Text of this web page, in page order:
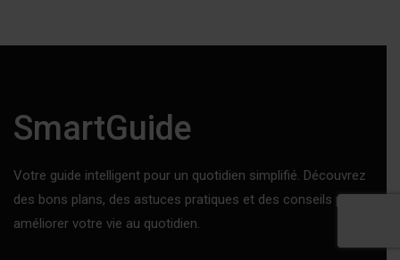
SmartGuide
Votre guide intelligent pour un quotidien simplifié. Découvrez
des bons plans, des astuces pratiques et des conseils pour
améliorer votre vie au quotidien.